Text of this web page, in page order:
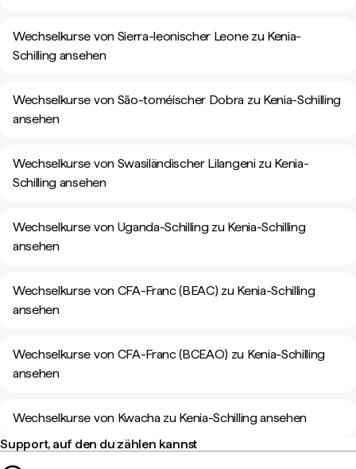
Wechselkurse von Sierra-leonischer Leone zu Kenia-
Schilling ansehen
Wechselkurse von São-toméischer Dobra zu Kenia-Schilling
ansehen
Wechselkurse von Swasiländischer Lilangeni zu Kenia-
Schilling ansehen
Wechselkurse von Uganda-Schilling zu Kenia-Schilling
ansehen
Wechselkurse von CFA-Franc (BEAC) zu Kenia-Schilling
ansehen
Wechselkurse von CFA-Franc (BCEAO) zu Kenia-Schilling
ansehen
Wechselkurse von Kwacha zu Kenia-Schilling ansehen
Support, auf den du zählen kannst